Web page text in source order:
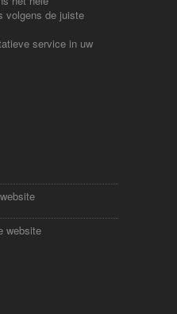
volgens de juiste
service in uw
website